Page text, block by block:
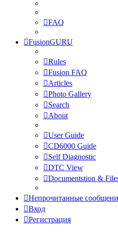
FAQ
FusionGURU
Rules
Fusion FAQ
Articles
Photo Gallery
Search
About
User Guide
CD6000 Guide
Self Diagnostic
DTC View
Documentstion &
Непрочитанные
Вход
Регистрация